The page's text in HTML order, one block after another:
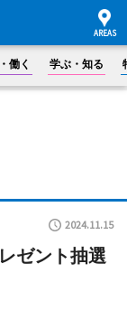
働く 学ぶ・知る
2024.11.15
ゼント抽選